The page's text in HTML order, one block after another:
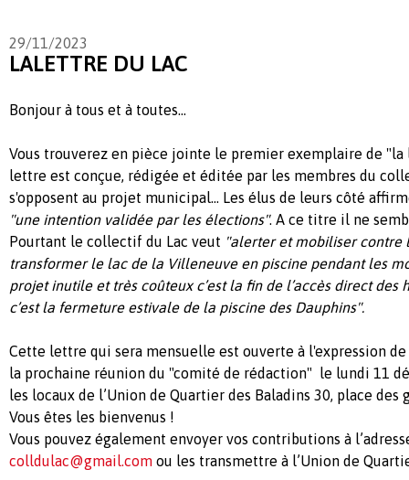
29/11/2023
LALETTRE DU LAC
Bonjour à tous et à toutes...
Vous trouverez en pièce jointe le premier exemplaire de "la
lettre est conçue, rédigée et éditée par les membres du
s'opposent au projet municipal... Les élus de leurs côté
"une intention validée par les élections". A ce titre il ne
Pourtant le collectif du Lac veut "alerter et mobiliser contre
transformer le lac de la Villeneuve en piscine pendant les
projet inutile et très coûteux c’est la fin de l’accès direct des
c’est la fermeture estivale de la piscine des Dauphins".
Cette lettre qui sera mensuelle est ouverte à l'expression de
la prochaine réunion du "comité de rédaction" le lundi 11
les locaux de l’Union de Quartier des Baladins 30, place des
Vous êtes les bienvenus !
Vous pouvez également envoyer vos contributions à
colldulac@gmail.com ou les transmettre à l’Union de